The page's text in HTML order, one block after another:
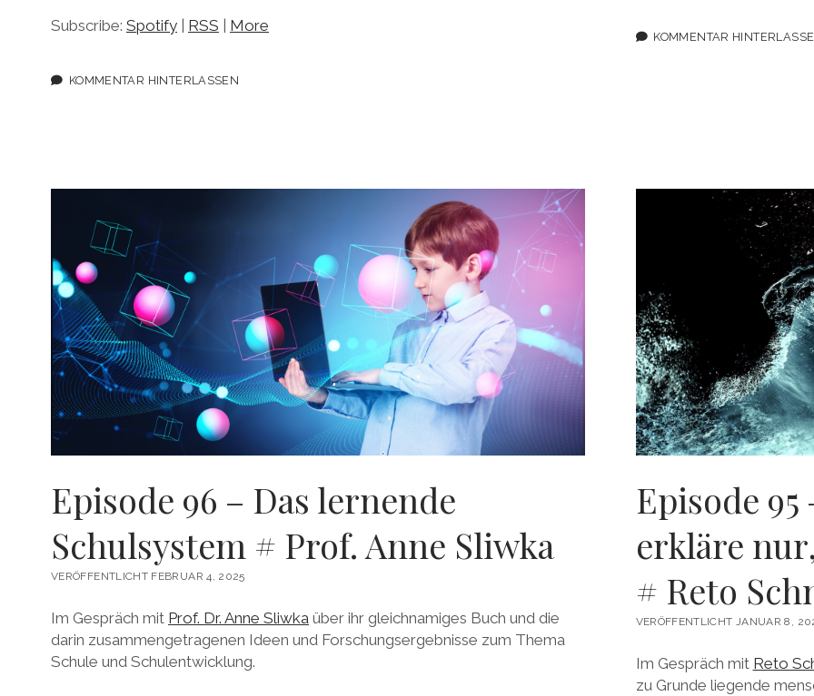
Subscribe: Spotify RSS More
KOMMENTAR HINTERLASSEN
KOMMENTAR
Episode 96 – Das lernende
Schulsystem # Prof. Anne Sliwka
VERÖFFENTLICHT FEBRUAR 4, 2025
Im Gespräch mit Prof. Dr. Anne Sliwka über ihr gleichnamiges Buch und die
darin zusammengetragenen Ideen und Forschungsergebnisse zum Thema
Schule und Schulentwicklung.
Episode
erkläre
# Reto
VERÖFFENTLICHT JANUAR 8,
Im Gespräch mit Reto
zu Grunde liegende